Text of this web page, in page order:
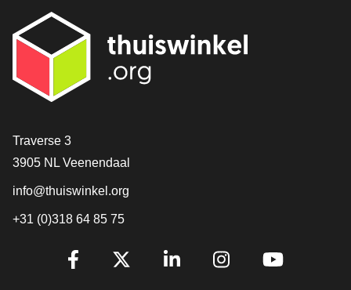
[_General:Contact]
Traverse 3
3905 NL Veenendaal
info@thuiswinkel.org
+31 (0)318 64 85 75
[_General:SocialMediaTitle]